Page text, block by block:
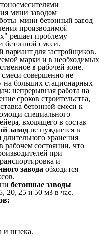
мини заводом
мини бетонный завод
производимой
решает проблему
бетонной смеси.
вариант для застройщиков.
марки и в необходимых
в рабочей зоне.
совершенно не
на больших стационарных
непрерывная работа на
сроков строительства,
бетонной смеси к
специального
входящего в состав
завод не нуждается в
хранения
рабочем состоянии, что
при
и
завода обходится
бетонные заводы
20, 25 и 50 м3 в час.
и шнека.